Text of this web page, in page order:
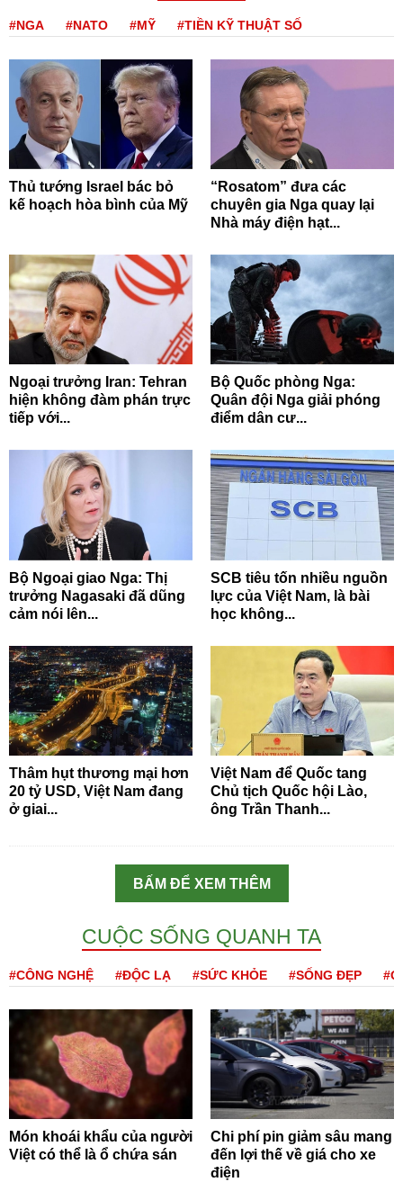
#NGA #NATO #MỸ #TIỀN KỸ THUẬT SỐ
Thủ tướng Israel bác bỏ
kế hoạch hòa bình của Mỹ
“Rosatom” đưa các
chuyên gia Nga quay lại
Nhà máy điện hạt...
Ngoại trưởng Iran: Tehran
hiện không đàm phán trực
tiếp với...
Bộ Quốc phòng Nga:
Quân đội Nga giải phóng
điểm dân cư...
Bộ Ngoại giao Nga: Thị
trưởng Nagasaki đã dũng
cảm nói lên...
SCB tiêu tốn nhiều nguồn
lực của Việt Nam, là bài
học không...
Thâm hụt thương mại hơn
20 tỷ USD, Việt Nam đang
ở giai...
Việt Nam để Quốc tang
Chủ tịch Quốc hội Lào,
ông Trần Thanh...
BẤM ĐỂ XEM THÊM
CUỘC SỐNG QUANH TA
#CÔNG NGHỆ #ĐỘC LẠ #SỨC KHỎE #SỐNG ĐẸP
Món khoái khẩu của người
Việt có thể là ổ chứa sán
Chi phí pin giảm sâu mang
đến lợi thế về giá cho xe
điện